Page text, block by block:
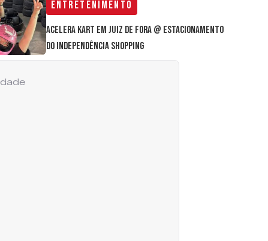
Entretenimento
Acelera Kart em Juiz de Fora @ estacionamento
do Independência Shopping